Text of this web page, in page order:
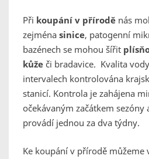
Při koupání v přírodě nás
zejména sinice, patogenní
bazénech se mohou šířit
kůže či bradavice. Kvalita
intervalech kontrolována
stanicí. Kontrola je zahájena
očekávaným začátkem
provádí jednou za dva týdny.
Ke koupání v přírodě můžeme